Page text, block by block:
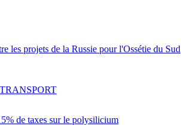
les projets de la Russie pour l'Ossétie du Sud
de taxes sur le polysilicium